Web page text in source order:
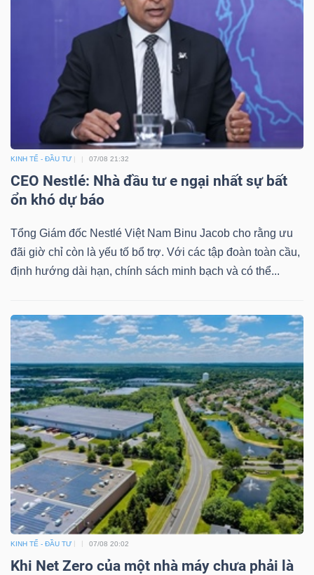
KINH TẾ - ĐẦU TƯ 07/08 21:32
CEO Nestlé: Nhà đầu tư e ngại nhất sự bất
ổn khó dự báo
Tổng Giám đốc Nestlé Việt Nam Binu Jacob cho rằng ưu
đãi giờ chỉ còn là yếu tố bổ trợ. Với các tập đoàn toàn cầu,
định hướng dài hạn, chính sách minh bạch và có thể...
KINH TẾ - ĐẦU TƯ 07/08 20:02
Khi Net Zero của một nhà máy chưa phải là